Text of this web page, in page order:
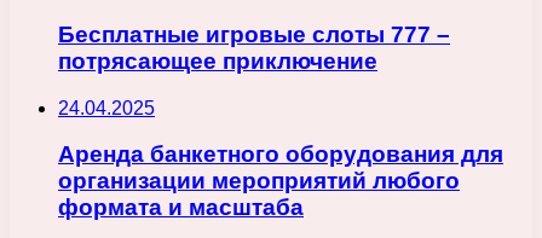
Бесплатные игровые слоты 777 –
потрясающее приключение
24.04.2025
Аренда банкетного оборудования для
организации мероприятий любого
формата и масштаба